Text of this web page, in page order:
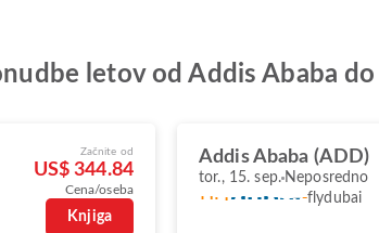
letov od Addis Ababa
Začnite od
US$ 344.84
Cena/oseba
Knjiga
Addis Ababa (ADD)
tor., 15. sep. Neposredno
flydubai